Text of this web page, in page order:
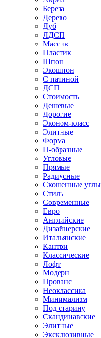
Береза
Дерево
Дуб
ЛДСП
Массив
Пластик
Шпон
Экошпон
С патиной
ДСП
Стоимость
Дешевые
Дорогие
Эконом-класс
Элитные
Форма
П-образные
Угловые
Прямые
Радиусные
Скошенные углы
Стиль
Современные
Евро
Английские
Дизайнерские
Итальянские
Кантри
Классические
Лофт
Модерн
Прованс
Неоклассика
Минимализм
Под старину
Скандинавские
Элитные
Эксклюзивные